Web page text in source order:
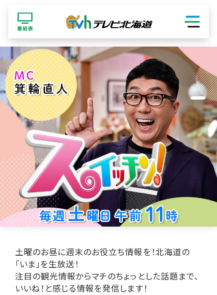
土曜のお昼に週末のお役立ち情報を！北海道の
「いま」を生放送！
注目の観光情報からマチのちょっとした話題まで、
いいね！と感じる情報を発信します！